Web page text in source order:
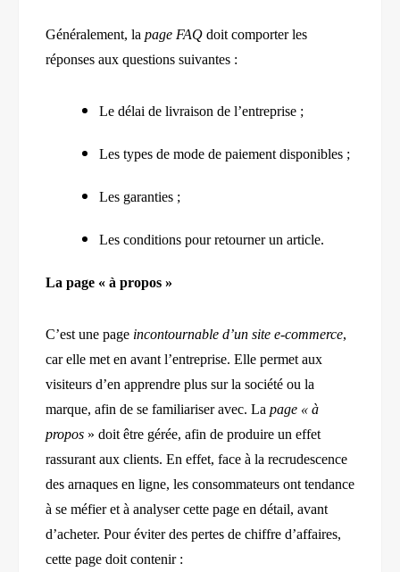
Généralement, la page FAQ doit comporter les
réponses aux questions suivantes :
Le délai de livraison de l’entreprise ;
Les types de mode de paiement disponibles ;
Les garanties ;
Les conditions pour retourner un article.
La page « à propos »
C’est une page incontournable d’un site e-commerce,
car elle met en avant l’entreprise. Elle permet aux
visiteurs d’en apprendre plus sur la société ou la
marque, afin de se familiariser avec. La page « à
propos » doit être gérée, afin de produire un effet
rassurant aux clients. En effet, face à la recrudescence
des arnaques en ligne, les consommateurs ont tendance
à se méfier et à analyser cette page en détail, avant
d’acheter. Pour éviter des pertes de chiffre d’affaires,
cette page doit contenir :